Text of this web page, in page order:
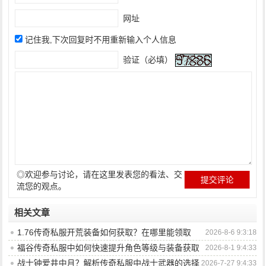
网址
记住我,下次回复时不用重新输入个人信息
验证（必填）
◎欢迎参与讨论，请在这里发表您的看法、交
流您的观点。
相关文章
2026-8-6 9:3:18
1.76传奇私服开荒装备如何获取？在哪里能领取
到？
2026-8-1 9:4:33
福谷传奇私服中如何快速提升角色等级与装备获取
效率？
2026-7-27 9:4:33
战士钟爱井中月？解析传奇私服中战士武器的选择